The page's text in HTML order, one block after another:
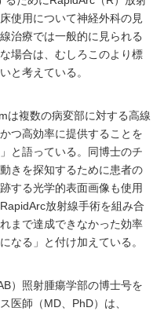
使用について神経外科の見
治療では一般的に見られる
場合は、むしろこのより標
と考えている。
は複数の病変部に対する高線
つ高効率に提供することを
と語っている。同博士のチ
きを探知するために患者の
する光学的表面画像も使用
放射線手術を組み合
まで達成できなかった効率
なる」と付け加えている。
）照射腫瘍学部の博士号を
医師（MD、PhD）は、